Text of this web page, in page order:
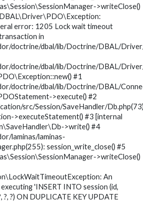
>writeClose()
error: 1205 Lock wait timeout
in
doctrine/dbal/lib/Doctrine/DBAL/
doctrine/dbal/lib/Doctrine/DBAL/
#1
doctrine/dbal/lib/Doctrine/DBAL/
>execute() #2
src/Session/SaveHandler/
>executeStatement() #3 [internal
>write() #4
laminas/laminas-
session_write_close() #5
>writeClose()
An
'INSERT INTO session (id,
?, ?) ON DUPLICATE KEY UPDATE